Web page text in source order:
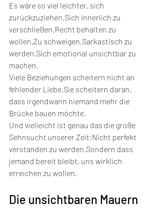
Es wäre so viel leichter, sich
zurückzuziehen.Sich innerlich zu
verschließen.Recht behalten zu
wollen.Zu schweigen.Sarkastisch zu
werden.Sich emotional unsichtbar zu
machen.
Viele Beziehungen scheitern nicht an
fehlender Liebe.Sie scheitern daran,
dass irgendwann niemand mehr die
Brücke bauen möchte.
Und vielleicht ist genau das die große
Sehnsucht unserer Zeit:Nicht perfekt
verstanden zu werden.Sondern dass
jemand bereit bleibt, uns wirklich
erreichen zu wollen.
Die unsichtbaren Mauern